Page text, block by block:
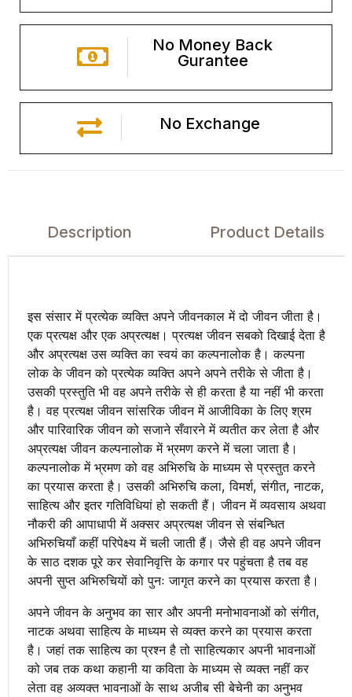
No Money Back
Gurantee
No Exchange
Description Product Details
इस संसार में प्रत्येक व्यक्ति अपने जीवनकाल में दो जीवन जीता है।
एक प्रत्यक्ष और एक अप्रत्यक्ष। प्रत्यक्ष जीवन सबको दिखाई देता है
और अप्रत्यक्ष उस व्यक्ति का स्वयं का कल्पनालोक है। कल्पना
लोक के जीवन को प्रत्येक व्यक्ति अपने अपने तरीके से जीता है।
उसकी प्रस्तुति भी वह अपने तरीके से ही करता है या नहीं भी करता
है। वह प्रत्यक्ष जीवन सांसरिक जीवन में आजीविका के लिए श्रम
और पारिवारिक जीवन को सजाने सँवारने में व्यतीत कर लेता है और
अप्रत्यक्ष जीवन कल्पनालोक में भ्रमण करने में चला जाता है।
कल्पनालोक में भ्रमण को वह अभिरुचि के माध्यम से प्रस्तुत करने
का प्रयास करता है। उसकी अभिरुचि कला, विमर्श, संगीत, नाटक,
साहित्य और इतर गतिविधियां हो सकती हैं। जीवन में व्यवसाय अथवा
नौकरी की आपाधापी में अक्सर अप्रत्यक्ष जीवन से संबन्धित
अभिरुचियाँ कहीं परिपेक्ष्य में चली जाती हैं। जैसे ही वह अपने जीवन
के साठ दशक पूरे कर सेवानिवृत्ति के कगार पर पहुंचता है तब वह
अपनी सुप्त अभिरुचियों को पुनः जागृत करने का प्रयास करता है।
अपने जीवन के अनुभव का सार और अपनी मनोभावनाओं को संगीत,
नाटक अथवा साहित्य के माध्यम से व्यक्त करने का प्रयास करता
है। जहां तक साहित्य का प्रश्न है तो साहित्यकार अपनी भावनाओं
को जब तक कथा कहानी या कविता के माध्यम से व्यक्त नहीं कर
लेता वह अव्यक्त भावनाओं के साथ अजीब सी बेचेनी का अनुभव